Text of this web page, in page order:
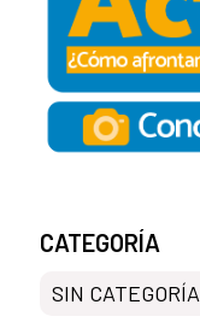
CATEGORÍA
SIN CATEGORÍA